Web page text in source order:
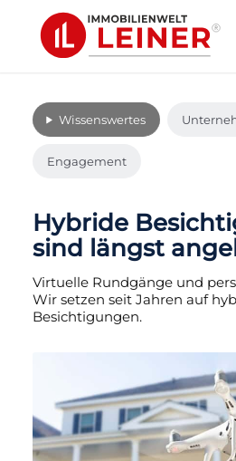
Wissenswertes
Engagement
Hybride
sind längst
Virtuelle Rundgänge und
Wir setzen seit Jahren auf
Besichtigungen.